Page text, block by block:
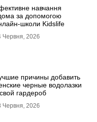
навчання
за допомогою
школи Kidslife
Червня, 2026
причины добавить
черные водолазки
гардероб
Червня, 2026